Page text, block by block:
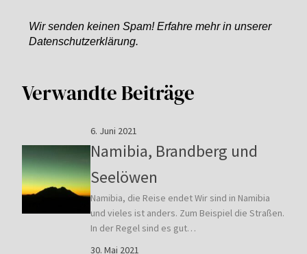
Wir senden keinen Spam! Erfahre mehr in unserer
Datenschutzerklärung.
Verwandte Beiträge
6. Juni 2021
Namibia, Brandberg und
Seelöwen
Namibia, die Reise endet Wir sind in Namibia
und vieles ist anders. Zum Beispiel die Straßen.
In der Regel sind es gut…
30. Mai 2021